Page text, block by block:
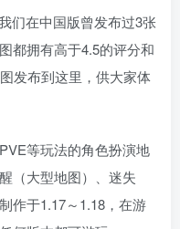
们在中国版曾发布过3张
都󠄹󠅀󠄪󠄢󠄡󠄦󠄞󠄧󠄣󠄞󠄢󠄡󠄧󠄞󠄡󠄣󠅬󠅅󠅃󠄵󠅂󠄪󠅗󠅥󠅕󠅣󠅤󠅬󠅄󠄹󠄽󠄵󠄪󠄢󠄠󠄢󠄦󠄝󠄠󠄨󠄝󠄠󠄦󠄐󠄠󠄦󠄪󠄣󠄩󠄪󠄠󠄢󠅬󠇓󠅰󠆀󠅄󠄹󠅄󠄱󠄹󠄻󠄵󠇓󠅰󠆁󠅄󠇕󠆔󠆚󠇗󠆗󠆁󠇗󠆭󠆁󠄐󠇗󠅹󠅸󠇖󠆍󠅳󠇖󠅹󠅰󠇖󠆌󠅹拥有高于4.5的评分和
发布到这里，供大家体
等玩法的角色扮演地
（大型地图）、迷失
作󠄹󠅀󠄪󠄢󠄡󠄦󠄞󠄧󠄣󠄞󠄢󠄡󠄧󠄞󠄡󠄣󠅬󠅅󠅃󠄵󠅂󠄪󠅗󠅥󠅕󠅣󠅤󠅬󠅄󠄹󠄽󠄵󠄪󠄢󠄠󠄢󠄦󠄝󠄠󠄨󠄝󠄠󠄦󠄐󠄠󠄦󠄪󠄣󠄩󠄪󠄠󠄢󠅬󠇓󠅰󠆀󠅄󠄹󠅄󠄱󠄹󠄻󠄵󠇓󠅰󠆁󠅄󠇕󠆔󠆚󠇗󠆗󠆁󠇗󠆭󠆁󠄐󠇗󠅹󠅸󠇖󠆍󠅳󠇖󠅹󠅰󠇖󠆌󠅹于1.17～1.18，在游